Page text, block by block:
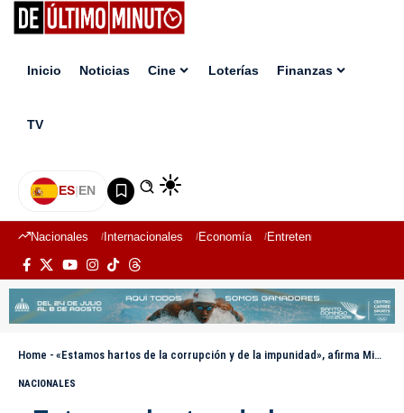
Inicio Noticias Cine Loterías Finanzas
TV
ES|EN
Nacionales Internacionales Economía Entretenimiento
Home - «Estamos hartos de la corrupción y de la impunidad», afirma Misael Guzmán previo a marcha-caravana ¡Basta Ya!
NACIONALES